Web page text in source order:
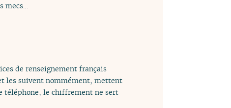
mecs…
de renseignement français
les suivent nommément, mettent
téléphone, le chiffrement ne sert